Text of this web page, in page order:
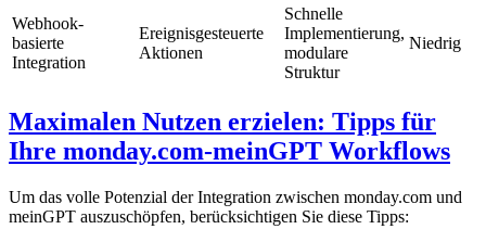
Webhook-
basierte
Integration
Ereignisgesteuerte
Aktionen
Schnelle
Implementierung,
modulare
Struktur
Niedrig
Maximalen Nutzen erzielen: Tipps für
Ihre monday.com-meinGPT Workflows
Um das volle Potenzial der Integration zwischen monday.com und
meinGPT auszuschöpfen, berücksichtigen Sie diese Tipps: